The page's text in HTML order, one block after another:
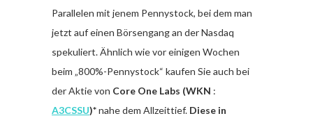
Parallelen mit jenem Pennystock, bei dem man
jetzt auf einen Börsengang an der Nasdaq
spekuliert. Ähnlich wie vor einigen Wochen
beim „800%-Pennystock“ kaufen Sie auch bei
der Aktie von Core One Labs (WKN :
A3CSSU)*nahe dem Allzeittief. Diese in